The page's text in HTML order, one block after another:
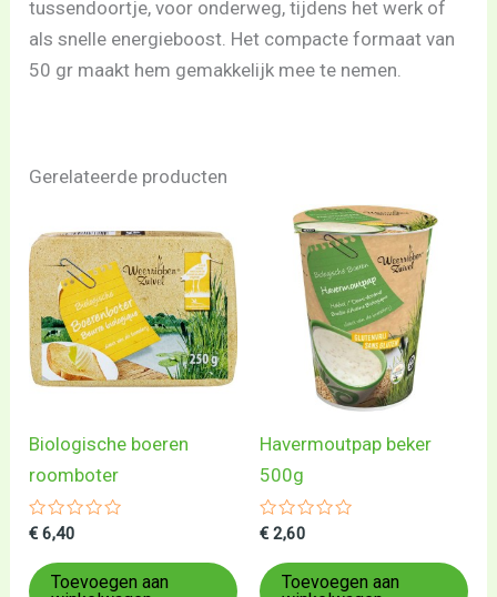
tussendoortje, voor onderweg, tijdens het werk of
als snelle energieboost. Het compacte formaat van
50 gr maakt hem gemakkelijk mee te nemen.
Gerelateerde producten
Biologische boeren
roomboter
Gewaardeerd
uit
5
€ 6,40
Toevoegen aan
Havermoutpap beker
500g
Gewaardeerd
uit
5
€ 2,60
Toevoegen aan